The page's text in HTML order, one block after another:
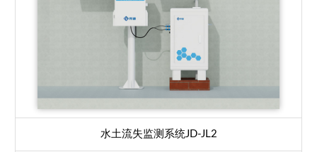
水土流失监测系统JD-JL2